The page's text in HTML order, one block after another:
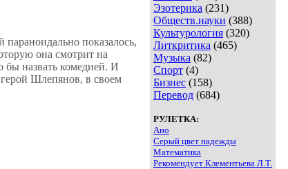
Эзотерика (231)
Обществ.науки (388)
Культурология (320)
Литкритика (465)
Музыка (82)
Спорт (4)
Бизнес (158)
Перевод (684)
РУЛЕТКА:
Ано
Серый цвет надежды
Математика
Рекомендует Клементьева Л.Т.
показалось,
она смотрит на
бы назвать комедией. И
Шлепянов, в своем